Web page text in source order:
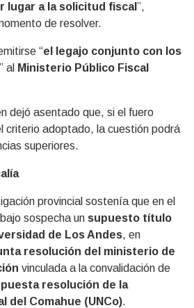
lugar a la solicitud fiscal”,
de resolver.
“el legajo conjunto con los
” al Ministerio Público Fiscal
dejó asentado que, si el fuero
criterio adoptado, la cuestión podrá
superiores.
provincial sostenía que en el
sospecha un supuesto título
de Los Andes, en
resolución del ministerio de
vinculada a la convalidación de
resolución de la
del Comahue (UNCo).